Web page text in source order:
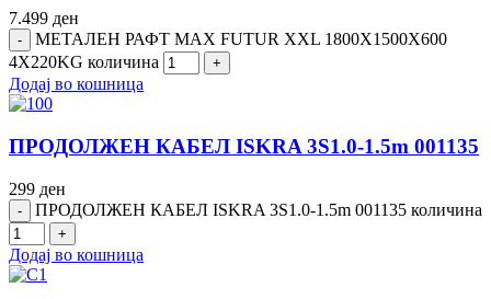
7.499 ден
МЕТАЛЕН РАФТ MAX FUTUR XXL 1800Х1500Х600
4Х220KG количина
Додај во кошница
ПРОДОЛЖЕН КАБЕЛ ISKRA 3S1.0-1.5m 001135
299 ден
ПРОДОЛЖЕН КАБЕЛ ISKRA 3S1.0-1.5m 001135 количина
Додај во кошница